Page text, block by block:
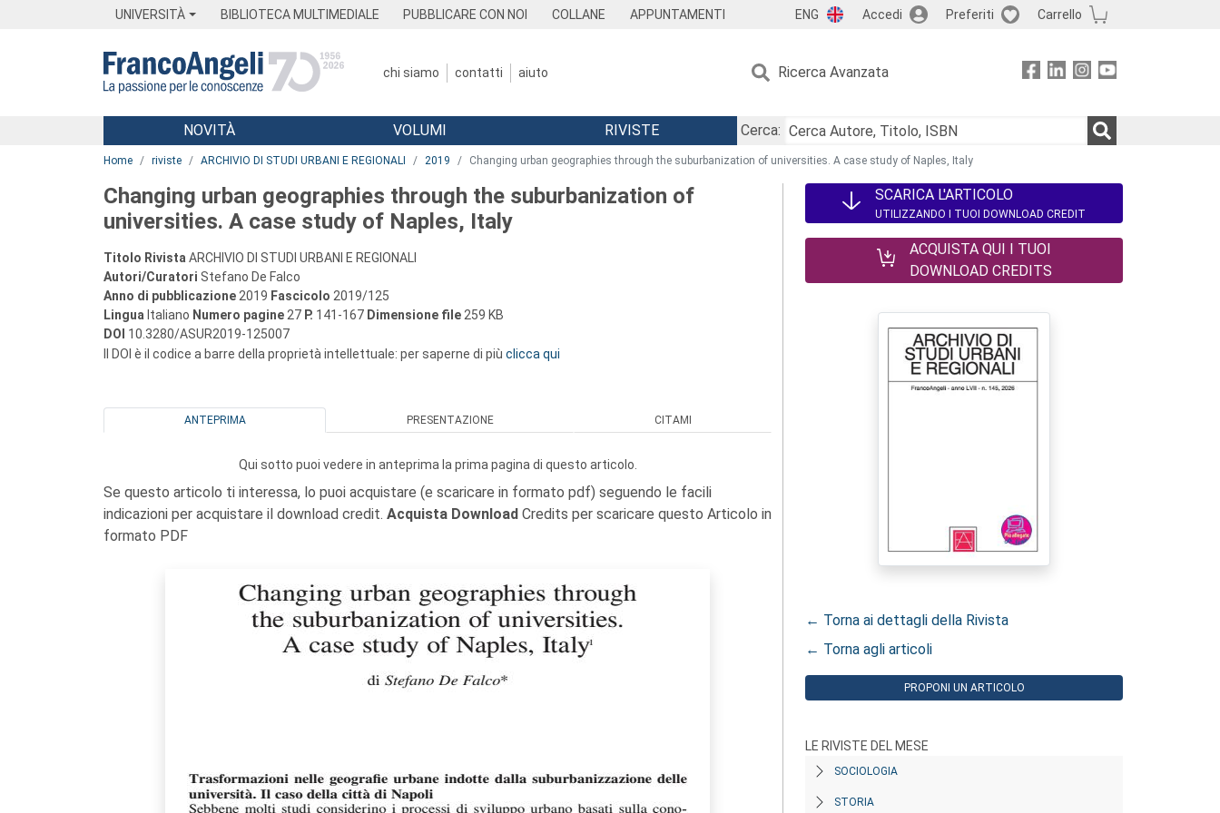
UNIVERSITÀ BIBLIOTECA MULTIMEDIALE PUBBLICARE CON NOI COLLANE APPUNTAMENTI ENG Accedi Preferiti Carrello
chi siamo contatti aiuto Ricerca Avanzata
Menu
NOVITÀ VOLUMI RIVISTE
Cerca:
Home riviste ARCHIVIO DI STUDI URBANI E REGIONALI 2019 Changing urban geographies through the suburbanization of universities. A case study of Naples, Italy
Changing urban geographies through the suburbanization of
universities. A case study of Naples, Italy
Titolo Rivista ARCHIVIO DI STUDI URBANI E REGIONALI
Autori/Curatori Stefano De Falco
Anno di pubblicazione 2019 Fascicolo 2019/125
Lingua Italiano Numero pagine 27 P. 141-167 Dimensione file 259 KB
DOI 10.3280/ASUR2019-125007
Il DOI è il codice a barre della proprietà intellettuale: per saperne di più clicca qui
ANTEPRIMA PRESENTAZIONE CITAMI
Qui sotto puoi vedere in anteprima la prima pagina di questo articolo.
Se questo articolo ti interessa, lo puoi acquistare (e scaricare in formato pdf) seguendo le facili
indicazioni per acquistare il download credit. Acquista Download Credits per scaricare questo Articolo in
formato PDF
SCARICA L'ARTICOLO
UTILIZZANDO I TUOI DOWNLOAD CREDIT
ACQUISTA QUI I TUOI
DOWNLOAD CREDITS
← Torna ai dettagli della Rivista
← Torna agli articoli
PROPONI UN ARTICOLO
LE RIVISTE DEL MESE
SOCIOLOGIA
STORIA